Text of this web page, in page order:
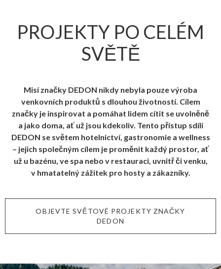
PROJEKTY PO CELÉM
SVĚTĚ
Misí značky DEDON nikdy nebyla pouze výroba
venkovních produktů s dlouhou životností. Cílem
značky je inspirovat a pomáhat lidem cítit se uvolněně
a jako doma, ať už jsou kdekoliv. Tento přístup sdílí
DEDON se světem hotelnictví, gastronomie a wellness
– jejich společným cílem je proměnit každý prostor, ať
už u bazénu, ve spa nebo v restauraci, uvnitř či venku,
v hmatatelný zážitek pro hosty a zákazníky.
OBJEVTE SVĚTOVÉ PROJEKTY ZNAČKY
DEDON